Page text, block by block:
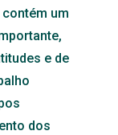
um
e de
dos